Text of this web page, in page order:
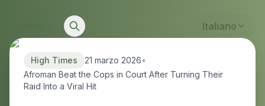
Italiano
High Times 21 marzo 2026•
Afroman Beat the Cops in Court After Turning Their
Raid Into a Viral Hit